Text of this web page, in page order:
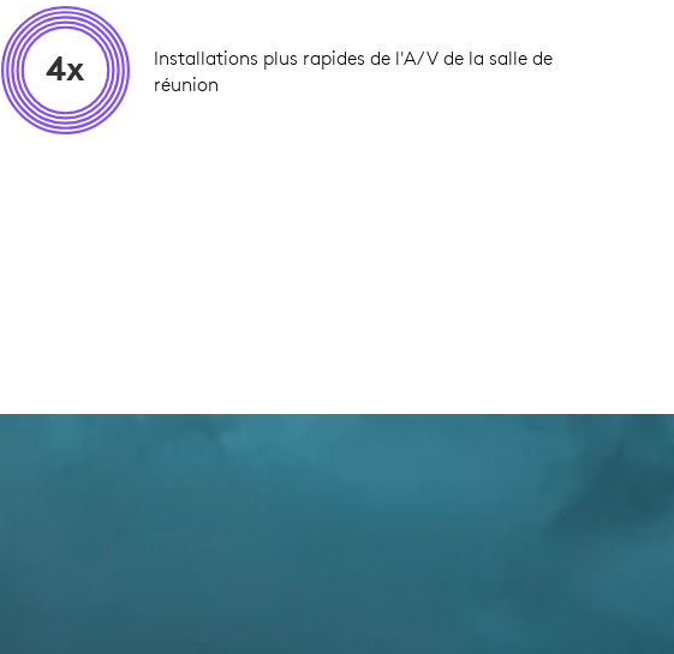
4x
Installations plus rapides de l'A/V de la salle de
réunion